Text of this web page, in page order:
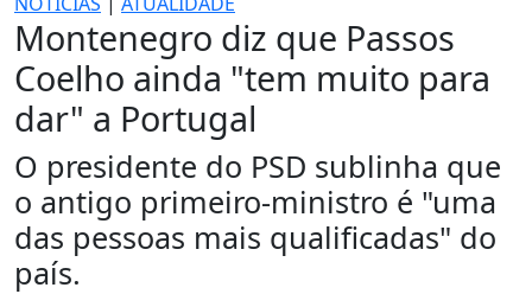
Montenegro diz que Passos
Coelho ainda "tem muito para
dar" a Portugal
O presidente do PSD sublinha que
o antigo primeiro-ministro é "uma
das pessoas mais qualificadas" do
país.